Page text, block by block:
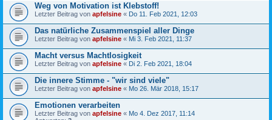
Weg von Motivation ist Klebstoff!
Letzter Beitrag von apfelsine « Do 11. Feb 2021, 12:03
Das natürliche Zusammenspiel aller Dinge
Letzter Beitrag von apfelsine « Mi 3. Feb 2021, 11:37
Macht versus Machtlosigkeit
Letzter Beitrag von apfelsine « Di 2. Feb 2021, 18:04
Die innere Stimme - "wir sind viele"
Letzter Beitrag von apfelsine « Mo 26. Mär 2018, 15:17
Emotionen verarbeiten
Letzter Beitrag von apfelsine « Mo 4. Dez 2017, 11:14